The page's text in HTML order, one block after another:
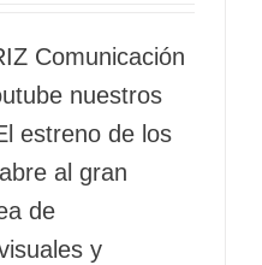
Comunicación
nuestros
estreno de los
al gran
de
y